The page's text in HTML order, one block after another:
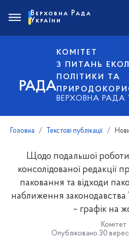
РАДА
КОМІТЕТ
З ПИТАНЬ
ПОЛІТИКИ ТА
ВЕРХОВНА РАДА
Верховна Рада
України
Головна Текстові публікації
Щодо подальшої
консолідованої редакції
паковання та відходи
наближення
– графік на
Комітет
Опубліковано 30